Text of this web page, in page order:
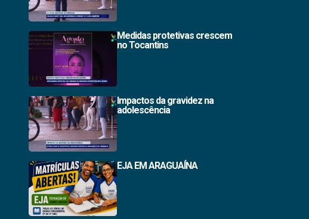
Medidas protetivas crescem
no Tocantins
Impactos da gravidez na
adolescência
EJA EM ARAGUAÍNA